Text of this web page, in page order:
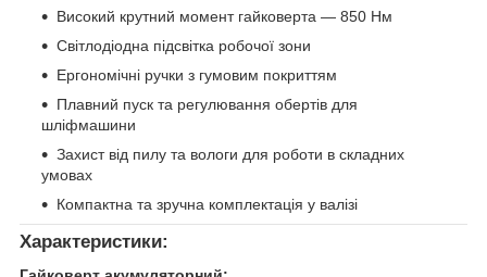
Високий крутний момент гайковерта — 850 Нм
Світлодіодна підсвітка робочої зони
Ергономічні ручки з гумовим покриттям
Плавний пуск та регулювання обертів для
шліфмашини
Захист від пилу та вологи для роботи в складних
умовах
Компактна та зручна комплектація у валізі
Характеристики: